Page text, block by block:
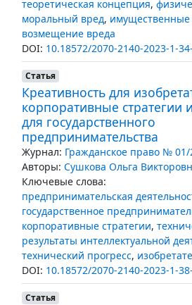
теоретическая концепция,
моральный вред, имущественные
возмещение вреда
DOI: 10.18572/2070-2140-2023-1-
Статья
Креативность для
корпоративные стратегии
для государственного
предпринимательства
Журнал: Гражданское право № 01/
Авторы: Сушкова Ольга
Ключевые слова:
предпринимательская
государственное
корпоративные стратегии,
результаты интеллектуальной
технический прогресс,
DOI: 10.18572/2070-2140-2023-1-
Статья